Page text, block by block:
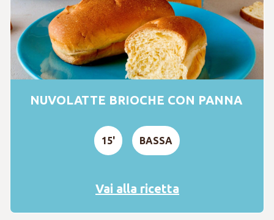
NUVOLATTE BRIOCHE CON PANNA
15' BASSA
Vai alla ricetta